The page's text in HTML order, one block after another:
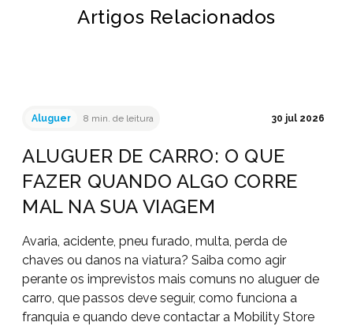
Artigos Relacionados
Aluguer 8 min. de leitura 30 jul 2026
ALUGUER DE CARRO: O QUE
FAZER QUANDO ALGO CORRE
MAL NA SUA VIAGEM
Avaria, acidente, pneu furado, multa, perda de
chaves ou danos na viatura? Saiba como agir
perante os imprevistos mais comuns no aluguer de
carro, que passos deve seguir, como funciona a
franquia e quando deve contactar a Mobility Store